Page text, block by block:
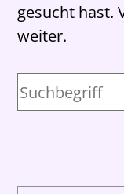
gesucht hast.
weiter.